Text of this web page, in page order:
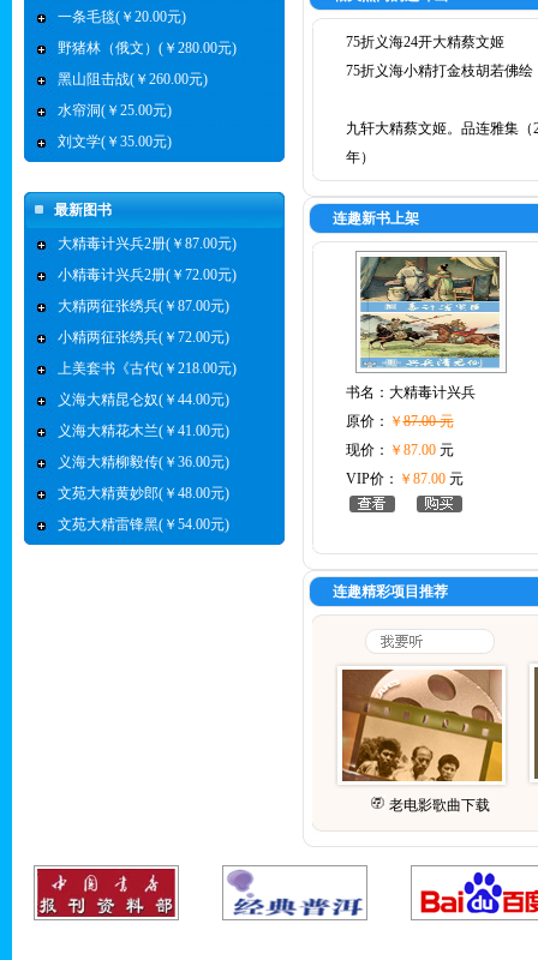
一条毛毯(￥20.00元)
野猪林（俄文）(￥280.00元)
黑山阻击战(￥260.00元)
水帘洞(￥25.00元)
刘文学(￥35.00元)
最新图书
大精毒计兴兵2册(￥87.00元)
小精毒计兴兵2册(￥72.00元)
大精两征张绣兵(￥87.00元)
小精两征张绣兵(￥72.00元)
上美套书《古代(￥218.00元)
义海大精昆仑奴(￥44.00元)
义海大精花木兰(￥41.00元)
义海大精柳毅传(￥36.00元)
文苑大精黄妙郎(￥48.00元)
文苑大精雷锋黑(￥54.00元)
75折义海24开大精蔡文姬
75折义海小精打金枝胡若佛绘
九轩大精蔡文姬。品连雅集（
年）
连趣新书上架
书名： 大精毒计兴兵
原价： ￥87.00 元
现价： ￥87.00元
VIP价： ￥87.00元
连趣精彩项目推荐
老电影歌曲下载